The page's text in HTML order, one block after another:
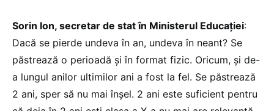
Sorin Ion, secretar de stat în Ministerul Educației:
Dacă se pierde undeva în an, undeva în neant? Se
păstrează o perioadă și în format fizic. Oricum, și de-
a lungul anilor ultimilor ani a fost la fel. Se păstrează
2 ani, sper să nu mai înșel. 2 ani este suficient pentru